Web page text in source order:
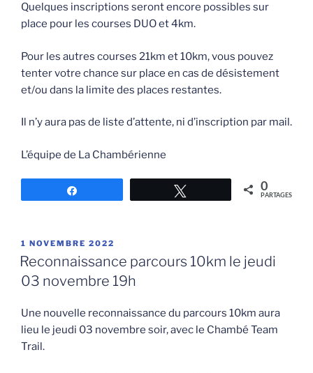
Quelques inscriptions seront encore possibles sur
place pour les courses DUO et 4km.
Pour les autres courses 21km et 10km, vous pouvez
tenter votre chance sur place en cas de désistement
et/ou dans la limite des places restantes.
Il n’y aura pas de liste d’attente, ni d’inscription par mail.
L’équipe de La Chambérienne
0
PARTAGES
PUBLIÉ
LE
1 NOVEMBRE 2022
Reconnaissance parcours 10km le jeudi
03 novembre 19h
Une nouvelle reconnaissance du parcours 10km aura
lieu le jeudi 03 novembre soir, avec le Chambé Team
Trail.